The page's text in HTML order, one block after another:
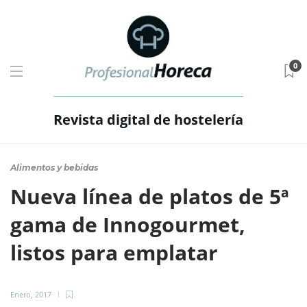
Revista digital de hostelería
0
Alimentos y bebidas
Nueva línea de platos de 5ª
gama de Innogourmet,
listos para emplatar
Enero, 2017